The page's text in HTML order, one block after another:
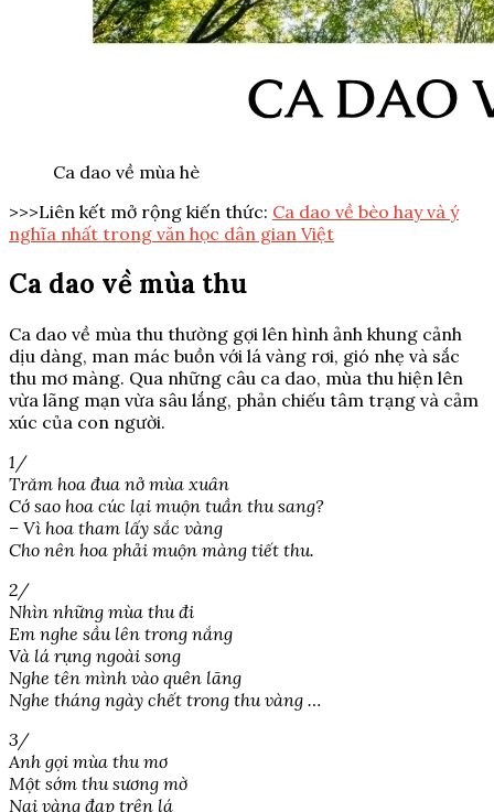
Ca dao về mùa hè
>>>Liên kết mở rộng kiến thức: Ca dao về bèo hay và ý
nghĩa nhất trong văn học dân gian Việt
Ca dao về mùa thu
Ca dao về mùa thu thường gợi lên hình ảnh khung cảnh
dịu dàng, man mác buồn với lá vàng rơi, gió nhẹ và sắc
thu mơ màng. Qua những câu ca dao, mùa thu hiện lên
vừa lãng mạn vừa sâu lắng, phản chiếu tâm trạng và cảm
xúc của con người.
1/
Trăm hoa đua nở mùa xuân
Cớ sao hoa cúc lại muộn tuần thu sang?
– Vì hoa tham lấy sắc vàng
Cho nên hoa phải muộn màng tiết thu.
2/
Nhìn những mùa thu đi
Em nghe sầu lên trong nắng
Và lá rụng ngoài song
Nghe tên mình vào quên lãng
Nghe tháng ngày chết trong thu vàng …
3/
Anh gọi mùa thu mơ
Một sớm thu sương mờ
Nai vàng đạp trên lá